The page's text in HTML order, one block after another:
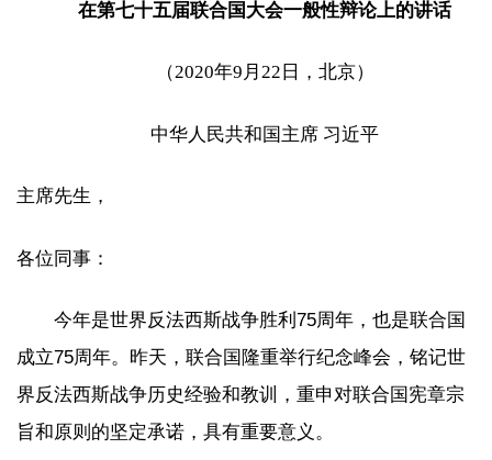
在第七十五届联合国大会一般性辩论上的讲话
（2020年9月22日，北京）
中华人民共和国主席 习近平
主席先生，
各位同事：
今年是世界反法西斯战争胜利75周年，也是联合国
成立75周年。昨天，联合国隆重举行纪念峰会，铭记世
界反法西斯战争历史经验和教训，重申对联合国宪章宗
旨和原则的坚定承诺，具有重要意义。